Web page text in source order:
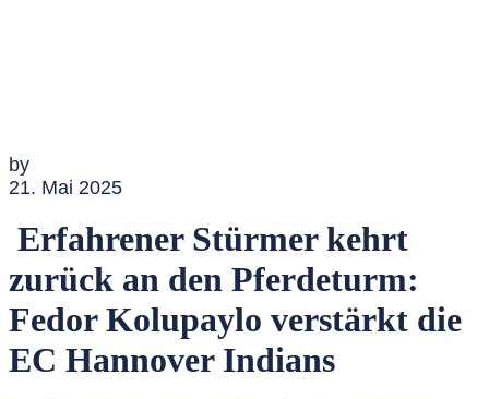
by
21. Mai 2025
Erfahrener Stürmer kehrt
zurück an den Pferdeturm:
Fedor Kolupaylo verstärkt die
EC Hannover Indians